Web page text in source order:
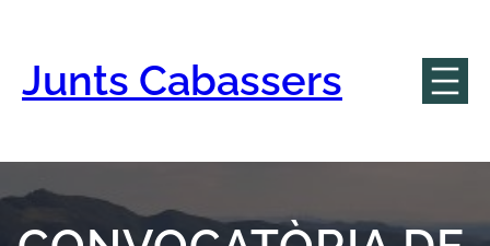
contingut
Junts Cabassers